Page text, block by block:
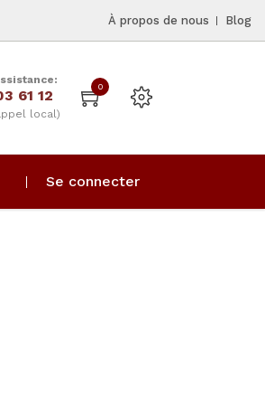
À propos de nous Blog
61 12
local)
0
Se connecter